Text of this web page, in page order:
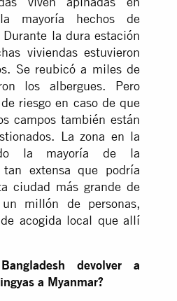
mayoría hechos de
la dura estación
viviendas estuvieron
Se reubicó a miles de
los albergues. Pero
riesgo en caso de que
campos también están
La zona en la
la mayoría de la
extensa que podría
ciudad más grande de
millón de personas,
acogida local que allí
devolver a
a Myanmar?